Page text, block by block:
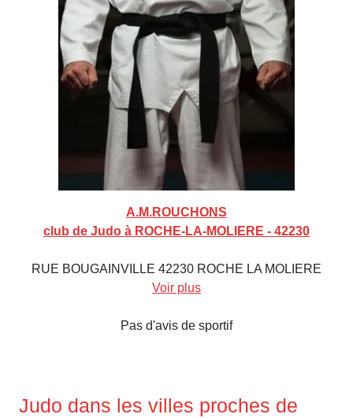
A.M.ROUCHONS
club de Judo à ROCHE-LA-MOLIERE - 42230
RUE BOUGAINVILLE 42230 ROCHE LA MOLIERE
Voir plus
Pas d'avis de sportif
Judo dans les villes proches de